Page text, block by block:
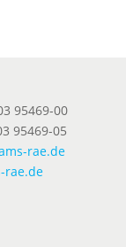
95469-00
95469-05
rae.de
rae.de